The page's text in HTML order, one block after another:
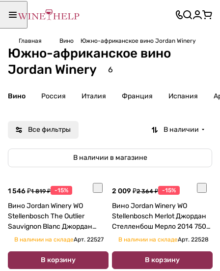
Главная Вино Южно-африканское вино Jordan Winery
Южно-африканское вино
Jordan Winery
6
Вино Россия Италия Франция Испания
Все фильтры В наличии
В наличии в магазине
1 546 ₽1 819 ₽ -15%
Вино Jordan Winery WO
Stellenbosch The Outlier
Sauvignon Blanc Джордан
Стелленбош Аутлайэ
В наличии на складеАрт. 22527
В корзину
2 009 ₽2 364 ₽ -15%
Вино Jordan Winery WO
Stellenbosch Merlot Джордан
Стелленбош Мерло 2014 750
млВ наличии на складеАрт. 22528
В корзину